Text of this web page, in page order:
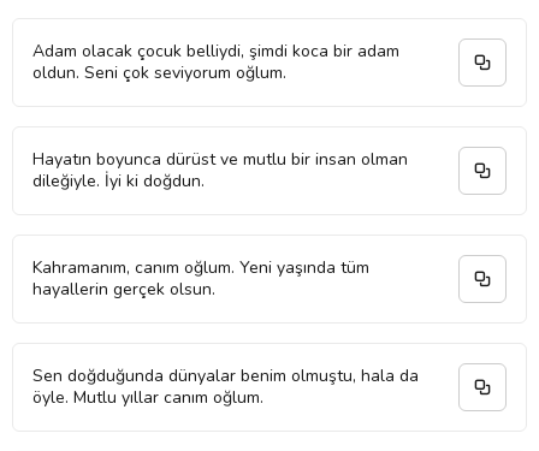
Adam olacak çocuk belliydi, şimdi koca bir adam
oldun. Seni çok seviyorum oğlum.
Hayatın boyunca dürüst ve mutlu bir insan olman
dileğiyle. İyi ki doğdun.
Kahramanım, canım oğlum. Yeni yaşında tüm
hayallerin gerçek olsun.
Sen doğduğunda dünyalar benim olmuştu, hala da
öyle. Mutlu yıllar canım oğlum.